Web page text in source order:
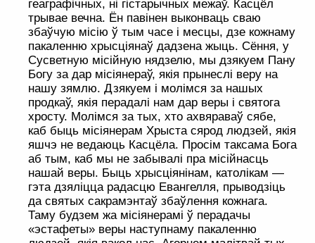
геаграфічных, ні гістарычных межаў. Касцёл
трывае вечна. Ён павінен выконваць сваю
збаўчую місію ў тым часе і месцы, дзе кожнаму
пакаленню хрысціянаў дадзена жыць. Сёння, у
Сусветную місійную нядзелю, мы дзякуем Пану
Богу за дар місіянераў, якія прынеслі веру на
нашу зямлю. Дзякуем і молімся за нашых
продкаў, якія перадалі нам дар веры і святога
хросту. Молімся за тых, хто ахвяраваў сябе,
каб быць місіянерам Хрыста сярод людзей, якія
яшчэ не ведаюць Касцёла. Просім таксама Бога
аб тым, каб мы не забывалі пра місійнасць
нашай веры. Быць хрысціянінам, католікам —
гэта дзяліцца радасцю Евангелля, прыводзіць
да святых сакрамэнтаў збаўлення кожнага.
Таму будзем жа місіянерамі ў перадачы
«эстафеты» веры наступнаму пакаленню